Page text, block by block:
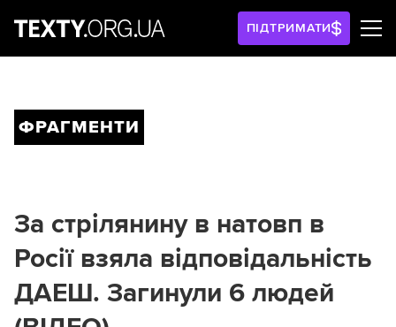
ПІДТРИМАТИ
ФРАГМЕНТИ
За стрілянину в натовп в
Росії взяла відповідальність
ДАЕШ. Загинули 6 людей